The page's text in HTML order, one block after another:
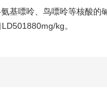
基嘌呤、鸟嘌呤等核酸
kg。